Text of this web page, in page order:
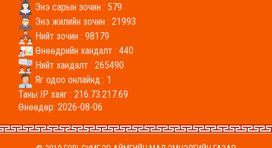
-------
Боловсрол, соёл, урлагийн газар
bolovsrol.gs.gov.mn
----------------------------------------------------------------
-----
Байгаль орчин аялал жуулчлалын газар
baigal.gs.gov.mn/
-----
Энэ сарын зочин : 579
Энэ жилийн зочин : 21993
Нийт зочин : 98179
Өнөөдрийн хандалт : 440
Нийт хандалт : 265490
Яг одоо онлайнд : 1
Таны IP хаяг : 216.73.217.69
Өнөөдөр: 2026-08-06